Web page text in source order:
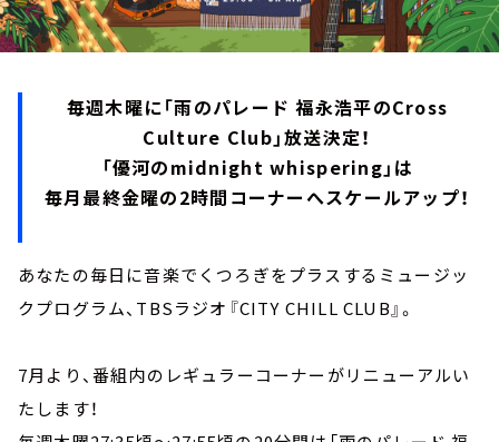
毎週木曜に「雨のパレード 福永浩平のCross
Culture Club」放送決定！
「優河のmidnight whispering」は
毎月最終金曜の2時間コーナーへスケールアップ！
あなたの毎日に音楽でくつろぎをプラスするミュージッ
クプログラム、TBSラジオ『CITY CHILL CLUB』。
7月より、番組内のレギュラーコーナーがリニューアルい
たします！